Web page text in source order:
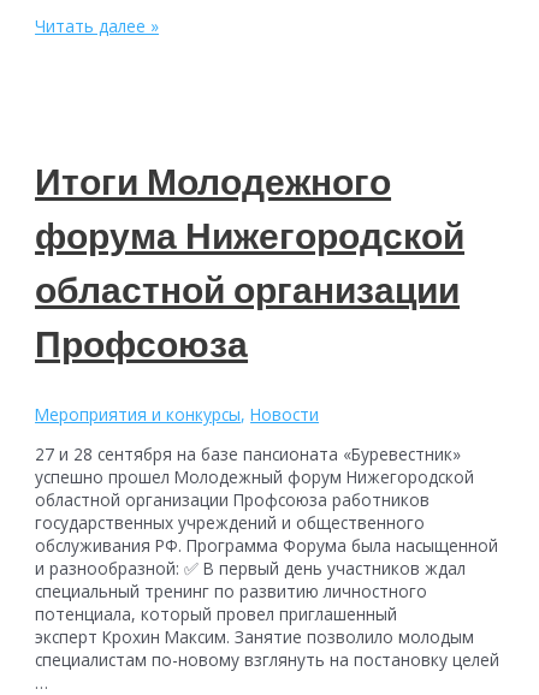
Стихи
Читать далее »
Итоги Молодежного
форума Нижегородской
областной организации
Профсоюза
Мероприятия и конкурсы,Новости
27 и 28 сентября на базе пансионата «Буревестник»
успешно прошел Молодежный форум Нижегородской
областной организации Профсоюза работников
государственных учреждений и общественного
обслуживания РФ. Программа Форума была насыщенной
и разнообразной: ✅ В первый день участников ждал
специальный тренинг по развитию личностного
потенциала, который провел приглашенный
эксперт Крохин Максим. Занятие позволило молодым
специалистам по-новому взглянуть на постановку целей
…